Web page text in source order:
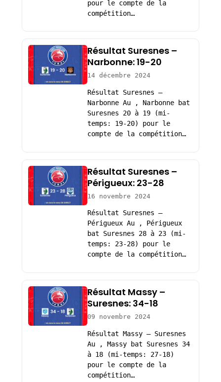
pour le compte de la
compétition…
Résultat Suresnes –
Narbonne: 19-20
14 décembre 2024
Résultat Suresnes –
Narbonne Au , Narbonne bat
Suresnes 20 à 19 (mi-
temps: 19-20) pour le
compte de la compétition…
Résultat Suresnes –
Périgueux: 23-28
16 novembre 2024
Résultat Suresnes –
Périgueux Au , Périgueux
bat Suresnes 28 à 23 (mi-
temps: 23-28) pour le
compte de la compétition…
Résultat Massy –
Suresnes: 34-18
09 novembre 2024
Résultat Massy – Suresnes
Au , Massy bat Suresnes 34
à 18 (mi-temps: 27-18)
pour le compte de la
compétition…